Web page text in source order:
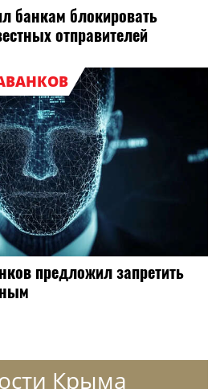
банкам блокировать
отправителей
предложил запретить
Крыма